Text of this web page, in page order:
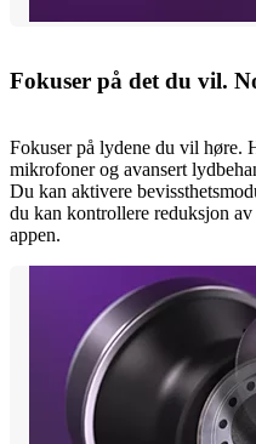
Fokuser på det du vil.
Fokuser på lydene du vil høre.
mikrofoner og avansert
Du kan aktivere
du kan kontrollere reduksjon
appen.